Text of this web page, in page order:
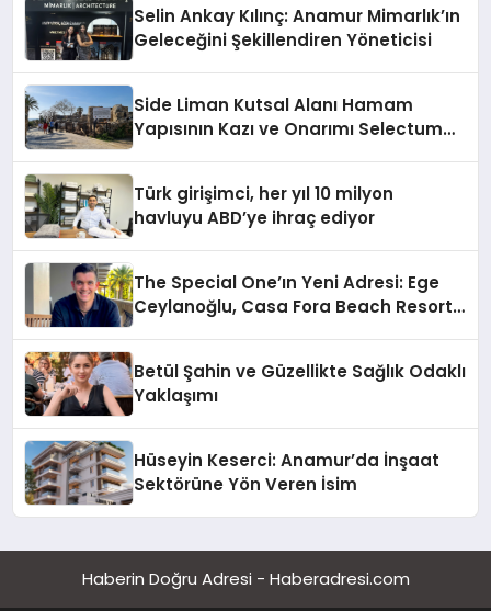
Selin Ankay Kılınç: Anamur Mimarlık’ın
Geleceğini Şekillendiren Yöneticisi
Side Liman Kutsal Alanı Hamam
Yapısının Kazı ve Onarımı Selectum
Türk girişimci, her yıl 10 milyon
havluyu ABD’ye ihraç ediyor
The Special One’ın Yeni Adresi: Ege
Ceylanoğlu, Casa Fora Beach Resort
Betül Şahin ve Güzellikte Sağlık Odaklı
Yaklaşımı
Hüseyin Keserci: Anamur’da İnşaat
Sektörüne Yön Veren İsim
Haberin Doğru Adresi - Haberadresi.com